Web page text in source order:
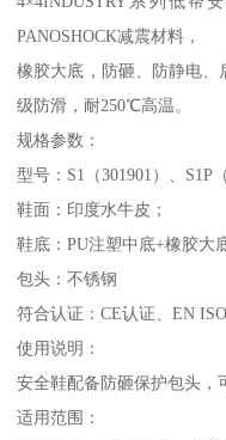
PANOSHOCK减震材料，
橡胶大底，防砸、防静电、
级防滑，耐250℃高温。
规格参数：
型号：S1（301901）、S1P（
鞋面：印度水牛皮；
鞋底：PU注塑中底+橡胶大
包头：不锈钢
符合认证：CE认证、EN
使用说明：
安全鞋配备防砸保护包头，
适用范围：